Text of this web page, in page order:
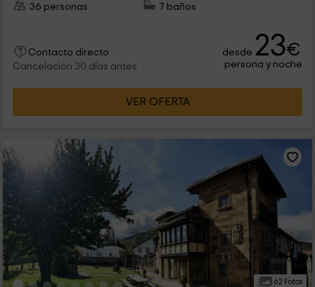
36 personas
7 baños
Contacto directo
Cancelación 30 días antes
desde 23€
persona y noche
VER OFERTA
62 Fotos